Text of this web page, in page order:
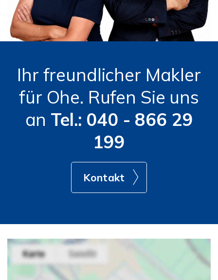
Ihr freundlicher Makler
für Ohe. Rufen Sie uns
an Tel.: 040 - 866 29
199
Kontakt